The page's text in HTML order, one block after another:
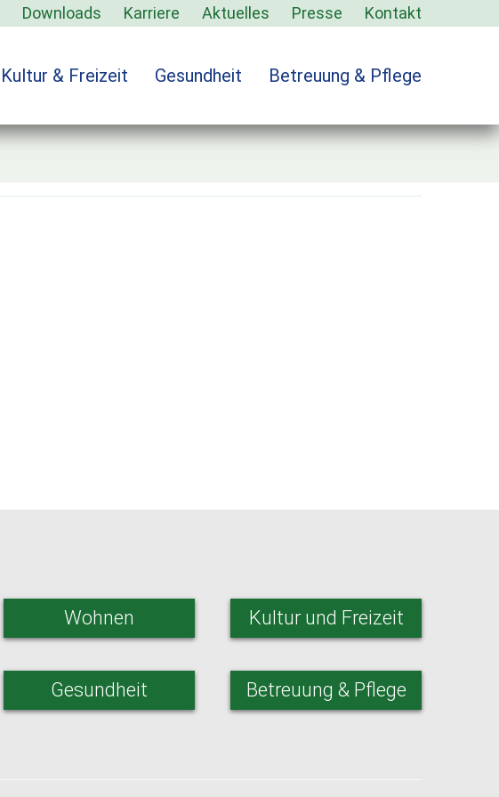
Downloads Karriere Aktuelles Presse Kontakt
Kultur & Freizeit Gesundheit Betreuung & Pflege
Wohnen Kultur und Freizeit
Gesundheit Betreuung & Pflege